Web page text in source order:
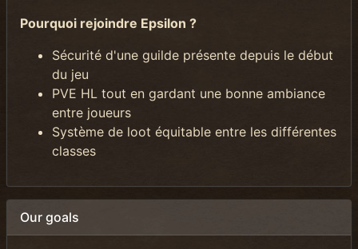
Pourquoi rejoindre Epsilon ?
Sécurité d'une guilde présente depuis le début
du jeu
PVE HL tout en gardant une bonne ambiance
entre joueurs
Système de loot équitable entre les différentes
classes
Our goals